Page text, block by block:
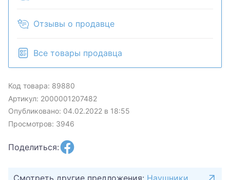
Отзывы о продавце
Все товары продавца
Код товара: 89880
Артикул: 2000001207482
Опубликовано: 04.02.2022 в 18:55
Просмотров: 3946
Поделиться:
Смотреть другие предложения: Наушники